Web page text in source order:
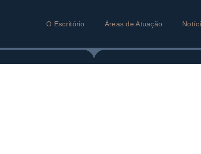
O Escritório Áreas de Atuação